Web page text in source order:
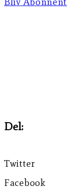
Del:
Twitter
Facebook